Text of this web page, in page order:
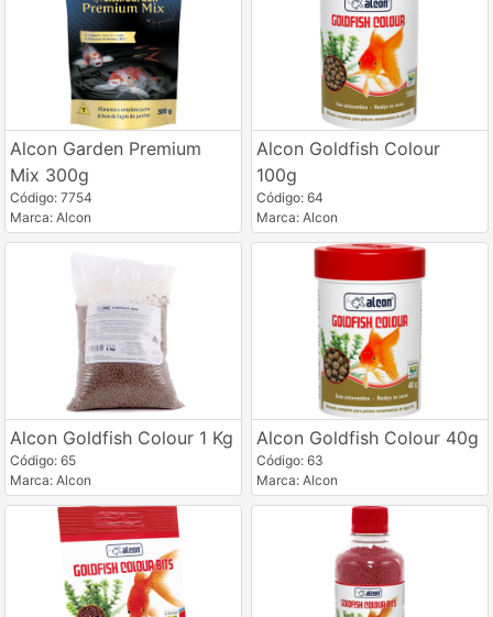
Alcon Garden Premium
Mix 300g
Código: 7754
Marca: Alcon
Alcon Goldfish Colour
100g
Código: 64
Marca: Alcon
Alcon Goldfish Colour 1 Kg
Código: 65
Marca: Alcon
Alcon Goldfish Colour 40g
Código: 63
Marca: Alcon